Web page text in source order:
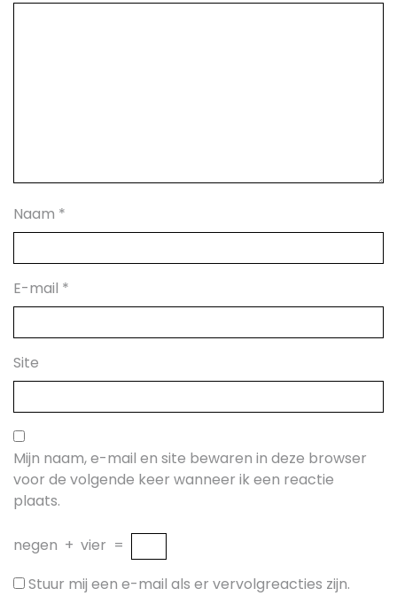
Naam *
E-mail *
Site
Mijn naam, e-mail en site bewaren in deze browser
voor de volgende keer wanneer ik een reactie
plaats.
negen + vier =
Stuur mij een e-mail als er vervolgreacties zijn.